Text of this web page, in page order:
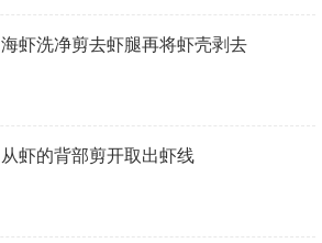
海虾洗净剪去虾腿再将虾壳剥去
从虾的背部剪开取出虾线